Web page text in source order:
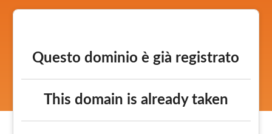
Questo dominio è già registrato
This domain is already taken